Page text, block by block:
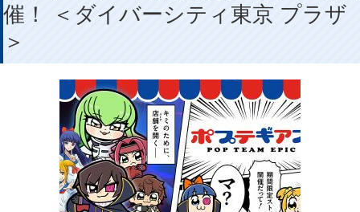
催！ ＜ダイバーシティ東京 プラザ
＞